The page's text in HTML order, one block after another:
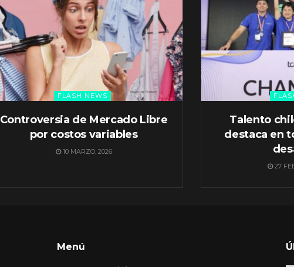
FLASH NEWS
Controversia de Mercado Libre
por costos variables
10 MARZO, 2026
Talento
destaca en
27
Menú